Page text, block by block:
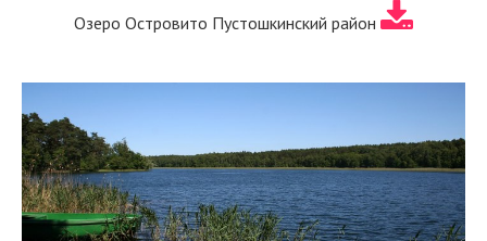
Озеро Островито Пустошкинский район